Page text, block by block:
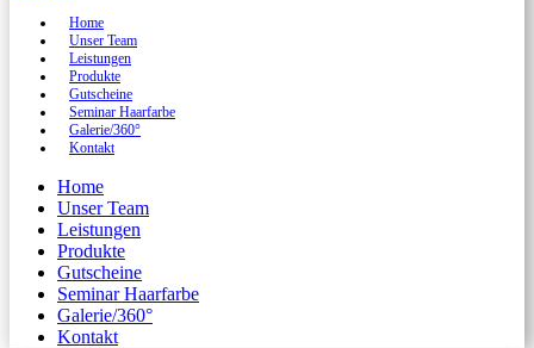
Home
Unser Team
Leistungen
Produkte
Gutscheine
Seminar Haarfarbe
Galerie/360°
Kontakt
Home
Unser Team
Leistungen
Produkte
Gutscheine
Seminar Haarfarbe
Galerie/360°
Kontakt